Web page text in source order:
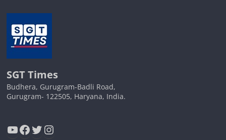
SGT Times
Budhera, Gurugram-Badli Road,
Gurugram- 122505, Haryana, India.
YouTube
Facebook
Twitter
Instagram